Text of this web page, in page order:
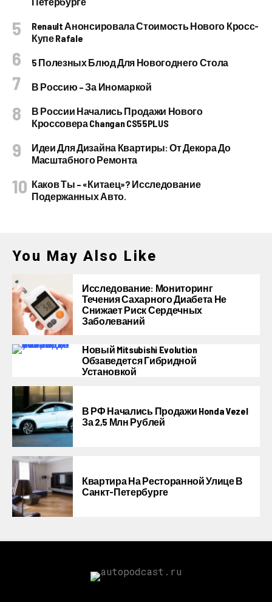
Renault Анонсировала Стоимость Нового Кросс-
Купе Rafale
5 Полезных Блюд Для Новогоднего Стола
В Россию – За Иномаркой
В России Начались Продажи Нового
Кроссовера Changan CS55PLUS
Идеи Для Дизайна Квартиры: От Декора До
Масштабного Ремонта
Каков Ты – «китаец»? Исследование
Подержанных Авто.
You May Also Like
Исследование: Мониторинг
Течения Сахарного Диабета Не
Снижает Риск Сердечных
Заболеваний
Новый Mitsubishi Evolution
Обзаведется Гибридной
Установкой
В РФ Начались Продажи Honda Vezel
За 2,5 Млн Рублей
Квартира На Ресторанной Улице В
Санкт-Петербурге